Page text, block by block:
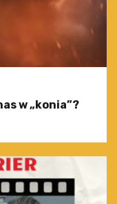
w „konia”?